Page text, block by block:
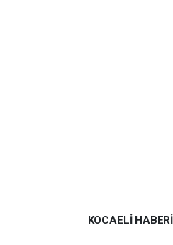
KOCAELI HABERİ